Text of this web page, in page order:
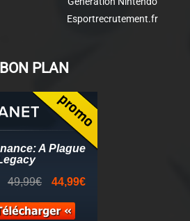
Esportrecrutement.fr
BON PLAN